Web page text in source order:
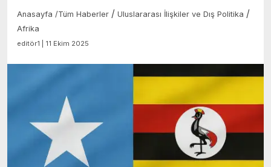
Anasayfa /Tüm Haberler / Uluslararası İlişkiler ve Dış Politika /
Afrika
editör1 | 11 Ekim 2025